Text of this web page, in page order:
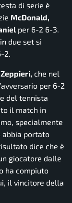
di serie è
McDonald,
per 6-2 6-3.
due set si
2.
Zeppieri, che nel
per 6-2
del tennista
il match in
specialmente
abbia portato
dice che è
giocatore dalle
ha compiuto
il vincitore della